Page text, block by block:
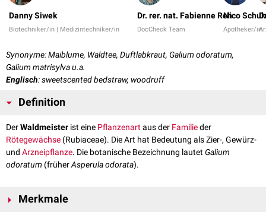
Danny Siwek
Biotechniker/in | Medizintechniker/in
Dr. rer. nat. Fabienne Reh
DocCheck Team
Nico
Apotheker/in
Synonyme: Maiblume, Waldtee, Duftlabkraut, Galium odoratum,
Galium matrisylva u.a.
Englisch: sweetscented bedstraw, woodruff
Definition
DerWaldmeister ist eine Pflanzenartaus der Familieder
Rötegewächse (Rubiaceae). Die Art hat Bedeutung als Zier-, Gewürz-
und Arzneipflanze. Die botanische Bezeichnung lautetGalium
odoratum (früherAsperula odorata).
Merkmale